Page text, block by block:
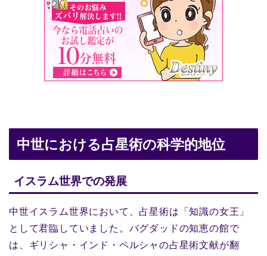
中世における占星術の科学的地位
イスラム世界での発展
中世イスラム世界において、占星術は「知識の女王」
として君臨していました。バグダッドの知恵の館で
は、ギリシャ・インド・ペルシャの占星術文献が翻